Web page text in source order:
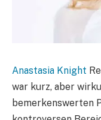
Anastasia Knight
war kurz, aber
bemerkenswerten